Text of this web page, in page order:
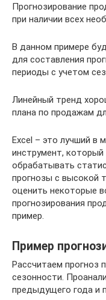
Прогнозирование
при наличии всех
В данном примере
для составления
периоды с учетом
Линейный тренд
плана по продажам
Excel – это лучший в
инструмент,
обрабатывать
прогнозы с высокой
оценить некоторые
прогнозирования
пример.
Пример
Рассчитаем прогноз
сезонности.
предыдущего года и